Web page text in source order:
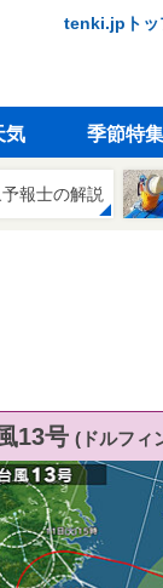
tenki.jpトッ
気 季節特集
報士の解説
13号 (ドルフィ